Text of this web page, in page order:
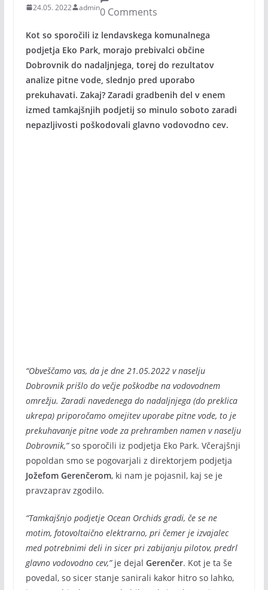
24.05. 2022 admin0 Comments
Kot so sporočili iz lendavskega komunalnega
podjetja Eko Park, morajo prebivalci občine
Dobrovnik do nadaljnjega, torej do rezultatov
analize pitne vode, slednjo pred uporabo
prekuhavati. Zakaj? Zaradi gradbenih del v enem
izmed tamkajšnjih podjetij so minulo soboto zaradi
nepazljivosti poškodovali glavno vodovodno cev.
“Obveščamo vas, da je dne 21.05.2022 v naselju
Dobrovnik prišlo do večje poškodbe na vodovodnem
omrežju. Zaradi navedenega do nadaljnjega (do preklica
ukrepa) priporočamo omejitev uporabe pitne vode, to je
prekuhavanje pitne vode za prehramben namen v naselju
Dobrovnik,”so sporočili iz podjetja Eko Park. Včerajšnji
popoldan smo se pogovarjali z direktorjem podjetja
Jožefom Gerenčerom, ki nam je pojasnil, kaj se je
pravzaprav zgodilo.
“Tamkajšnjo podjetje Ocean Orchids gradi, če se ne
motim, fotovoltaično elektrarno, pri čemer je izvajalec
med potrebnimi deli in sicer pri zabijanju pilotov, predrl
glavno vodovodno cev,”je dejal Gerenčer. Kot je ta še
povedal, so sicer stanje sanirali kakor hitro so lahko,